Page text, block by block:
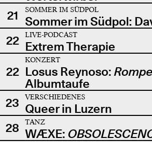
21
SOMMER IM SÜDPOL
Sommer im Südpol:
22
LIVE-PODCAST
Extrem Therapie
22
KONZERT
Losus Reynoso:
Albumtaufe
23
VERSCHIEDENES
Queer in Luzern
28
TANZ
WÆXE: